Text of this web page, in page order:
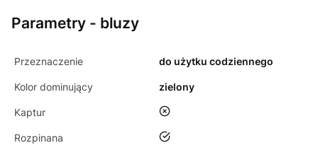
Parametry - bluzy
Przeznaczenie do użytku codziennego
Kolor dominujący zielony
Kaptur nie
Rozpinana tak